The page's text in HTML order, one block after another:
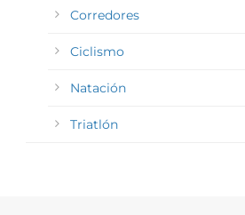
Corredores
Ciclismo
Natación
Triatlón